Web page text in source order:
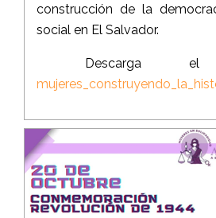
construcción de la
social en El Salvador.
Descarga el